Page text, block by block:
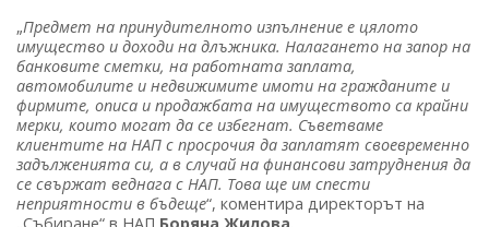
„Предмет на принудителното изпълнение е цялото
имущество и доходи на длъжника. Налагането на запор на
банковите сметки, на работната заплата,
автомобилите и недвижимите имоти на гражданите и
фирмите, описа и продажбата на имуществото са крайни
мерки, които могат да се избегнат. Съветваме
клиентите на НАП с просрочия да заплатят своевременно
задълженията си, а в случай на финансови затруднения да
се свържат веднага с НАП. Това ще им спести
неприятности в бъдеще“, коментира директорът на